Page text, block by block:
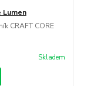
Lumen
CRAFT CORE
Skladem